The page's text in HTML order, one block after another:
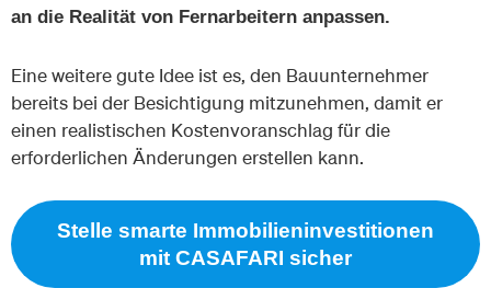
an die Realität von Fernarbeitern anpassen.
Eine weitere gute Idee ist es, den Bauunternehmer
bereits bei der Besichtigung mitzunehmen, damit er
einen realistischen Kostenvoranschlag für die
erforderlichen Änderungen erstellen kann.
Stelle smarte Immobilieninvestitionen
mit CASAFARI sicher